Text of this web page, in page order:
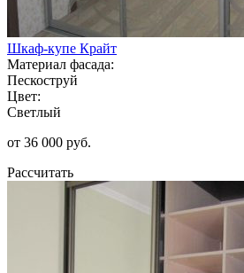
Шкаф-купе Крайт
Материал фасада:
Пескоструй
Цвет:
Светлый
от 36 000 руб.
Рассчитать